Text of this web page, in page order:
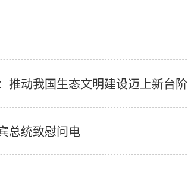
推动我国生态文明建设迈上新台阶
总统致慰问电